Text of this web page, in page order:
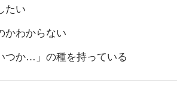
たい
かわからない
つか…」の種を持っている